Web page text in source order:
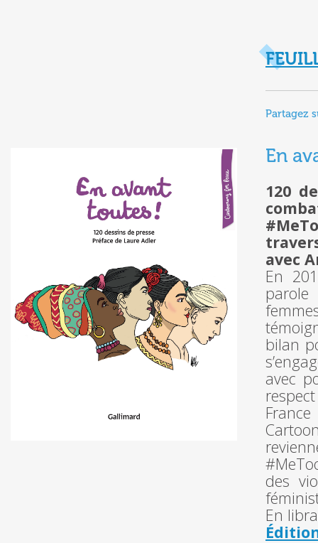
Partagez
En
120
avec
En
bilan
avec
des
En